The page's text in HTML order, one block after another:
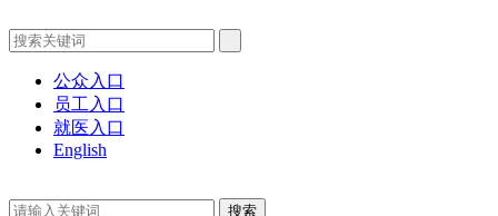
公众入口
员工入口
就医入口
English